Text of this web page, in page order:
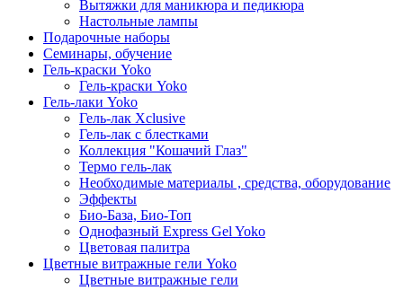
Вытяжки для маникюра и педикюра
Настольные лампы
Подарочные наборы
Семинары, обучение
Гель-краски Yoko
Гель-краски Yoko
Гель-лаки Yoko
Гель-лак Xclusive
Гель-лак с блестками
Коллекция "Кошачий Глаз"
Термо гель-лак
Необходимые материалы , средства, оборудование
Эффекты
Био-База, Био-Топ
Однофазный Express Gel Yoko
Цветовая палитра
Цветные витражные гели Yoko
Цветные витражные гели